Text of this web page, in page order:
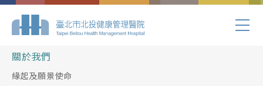
Index.php
關於我們
緣起及願景使命